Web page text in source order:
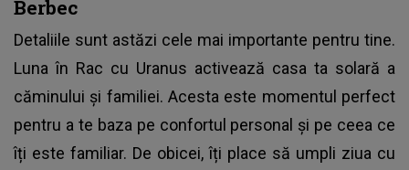
Berbec
Detaliile sunt astăzi cele mai importante pentru tine.
Luna în Rac cu Uranus activează casa ta solară a
căminului și familiei. Acesta este momentul perfect
pentru a te baza pe confortul personal și pe ceea ce
îți este familiar. De obicei, îți place să umpli ziua cu